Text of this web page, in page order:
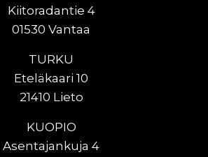
Kiitoradantie 4
01530 Vantaa
TURKU
Eteläkaari 10
21410 Lieto
KUOPIO
Asentajankuja 4